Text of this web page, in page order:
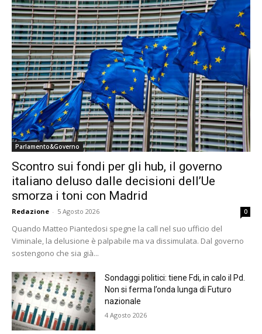
Parlamento&Governo
Scontro sui fondi per gli hub, il governo
italiano deluso dalle decisioni dell’Ue
smorza i toni con Madrid
Redazione - 5 Agosto 2026 0
Quando Matteo Piantedosi spegne la call nel suo ufficio del
Viminale, la delusione è palpabile ma va dissimulata. Dal governo
sostengono che sia già...
Sondaggi politici: tiene Fdi, in calo il Pd.
Non si ferma l’onda lunga di Futuro
nazionale
4 Agosto 2026